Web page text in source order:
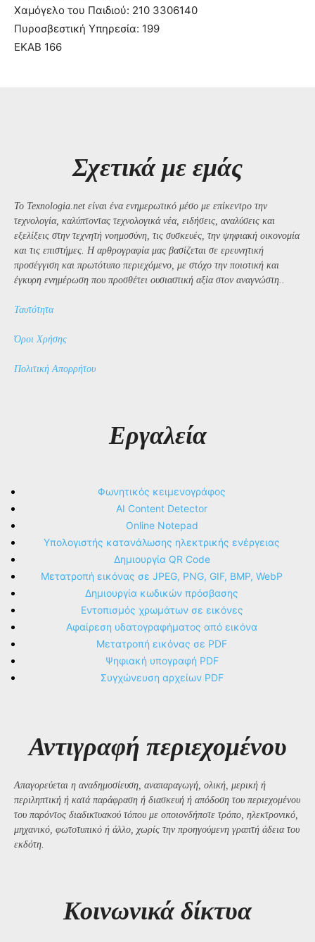
Χαμόγελο του Παιδιού: 210 3306140
Πυροσβεστική Υπηρεσία: 199
ΕΚΑΒ 166
Σχετικά με εμάς
Το Texnologia.net είναι ένα ενημερωτικό μέσο με επίκεντρο την
τεχνολογία, καλύπτοντας τεχνολογικά νέα, ειδήσεις, αναλύσεις και
εξελίξεις στην τεχνητή νοημοσύνη, τις συσκευές, την ψηφιακή οικονομία
και τις επιστήμες. Η αρθρογραφία μας βασίζεται σε ερευνητική
προσέγγιση και πρωτότυπο περιεχόμενο, με στόχο την ποιοτική και
έγκυρη ενημέρωση που προσθέτει ουσιαστική αξία στον αναγνώστη..
Ταυτότητα
Όροι Χρήσης
Πολιτική Απορρήτου
Εργαλεία
Φωνητικός κειμενογράφος
AI Content Detector
Online Notepad
Υπολογιστής κατανάλωσης ηλεκτρικής ενέργειας
Δημιουργία QR Code
Μετατροπή εικόνας σε JPEG, PNG, GIF, BMP, WebP
Δημιουργία κωδικών πρόσβασης
Εντοπισμός χρωμάτων σε εικόνες
Αφαίρεση υδατογραφήματος από εικόνα
Μετατροπή εικόνας σε PDF
Ψηφιακή υπογραφή PDF
Συγχώνευση αρχείων PDF
Αντιγραφή περιεχομένου
Απαγορεύεται η αναδημοσίευση, αναπαραγωγή, ολική, μερική ή
περιληπτική ή κατά παράφραση ή διασκευή ή απόδοση του περιεχομένου
του παρόντος διαδικτυακού τόπου με οποιονδήποτε τρόπο, ηλεκτρονικό,
μηχανικό, φωτοτυπικό ή άλλο, χωρίς την προηγούμενη γραπτή άδεια του
εκδότη.
Kοινωνικά δίκτυα